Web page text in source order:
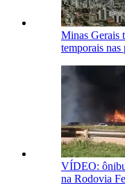
Minas Gerais
temporais nas
VÍDEO:
na Rodovia